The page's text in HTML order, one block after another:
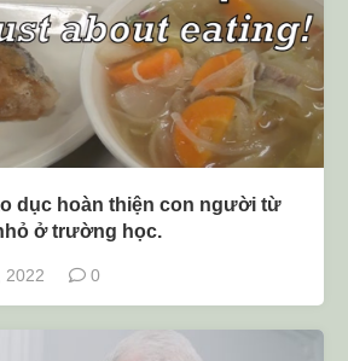
dục hoàn thiện con người từ
ở trường học.
2022 0